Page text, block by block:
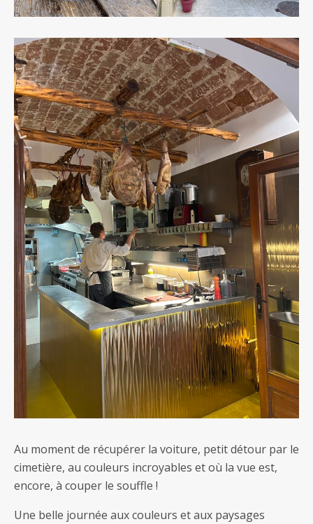
Au moment de récupérer la voiture, petit détour par le
cimetière, au couleurs incroyables et où la vue est,
encore, à couper le souffle !
Une belle journée aux couleurs et aux paysages